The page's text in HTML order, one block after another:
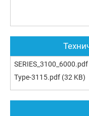
SERIES_3100_6000.pdf
Type-3115.pdf (32 KB)